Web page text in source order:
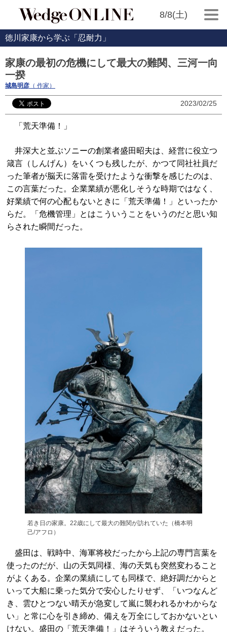
8/8(土)
徳川家康から学ぶ「忍耐力」
家康の最初の危機にして最大の難関、三河一向
一揆
城島明彦 （ 作家）
2023/02/25
「荒天準備！」
井深大と並ぶソニーの創業者盛田昭夫は、経営に役立つ
箴言（しんげん）をいくつも残したが、かつて同社社員だ
った筆者が脳天に落雷を受けたような衝撃を感じたのは、
この言葉だった。企業業績が悪化しそうな時期ではなく、
好業績で何の心配もないときに「荒天準備！」といったか
らだ。「危機管理」とはこういうことをいうのだと思い知
らされた瞬間だった。
若き日の家康。22歳にして最大の難関が訪れていた（橋本明
己/アフロ）
盛田は、戦時中、海軍将校だったから上記の専門言葉を
使ったのだが、山の天気同様、海の天気も突然変わること
がよくある。企業の業績にしても同様で、絶好調だからと
いって大船に乗った気分で安心したりせず、「いつなんど
き、雲ひとつない晴天が急変して嵐に襲われるかわからな
い」と常に心を引き締め、備えを万全にしておかないとい
けない。盛田の「荒天準備！」はそういう教えだった。